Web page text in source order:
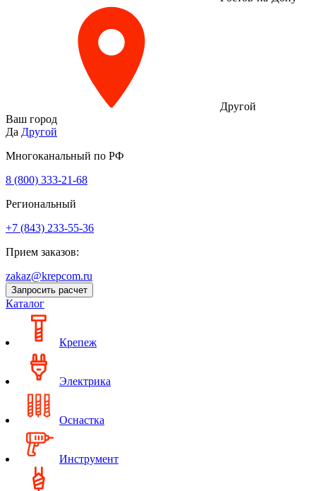
Другой
Ваш город
Да Другой
Многоканальный по РФ
8 (800) 333‑21-68
Региональный
+7 (843) 233-55-36
Прием заказов:
zakaz@krepcom.ru
Запросить расчет
Каталог
Крепеж
Электрика
Оснастка
Инструмент